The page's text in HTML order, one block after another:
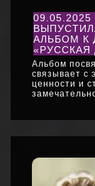
09.05.2025
АЛЬБОМ К
«РУССКАЯ
Альбом
связывает с
ценности и